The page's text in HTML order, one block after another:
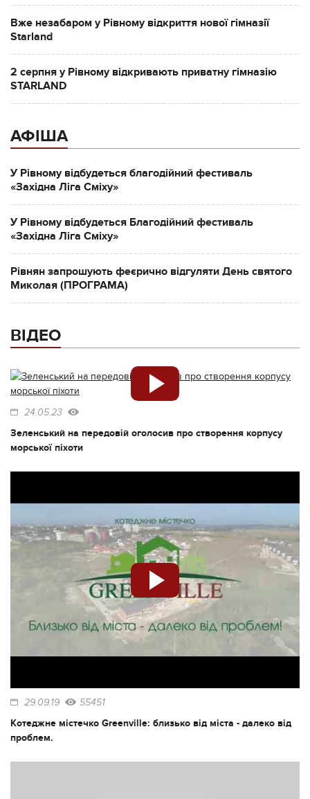
Вже незабаром у Рівному відкриття нової гімназії
Starland
2 серпня у Рівному відкривають приватну гімназію
STARLAND
АФІША
У Рівному відбудеться благодійний фестиваль
«Західна Ліга Сміху»
У Рівному відбудеться Благодійний фестиваль
«Західна Ліга Сміху»
Рівнян запрошують феєрично відгуляти День святого
Миколая (ПРОГРАМА)
ВІДЕО
24.05.23
Зеленський на передовій оголосив про створення корпусу
морської піхоти
29.09.19 55451
Котеджне містечко Greenville: близько від міста - далеко від
проблем.